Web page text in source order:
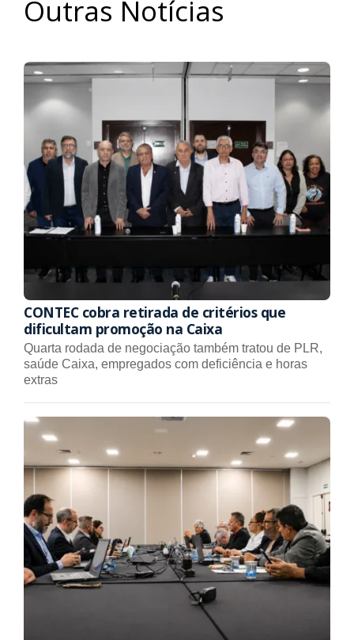
Outras Notícias
CONTEC cobra retirada de critérios que
dificultam promoção na Caixa
Quarta rodada de negociação também tratou de PLR,
saúde Caixa, empregados com deficiência e horas
extras